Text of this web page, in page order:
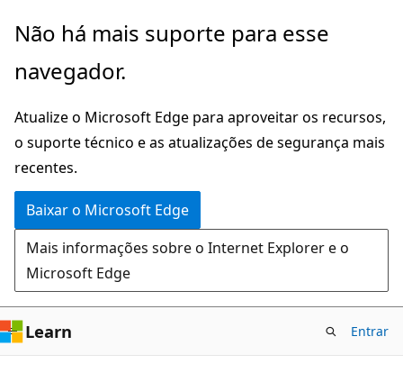
Pular
o
principal
Não há mais suporte para esse
navegador.
Atualize o Microsoft Edge para aproveitar os recursos,
o suporte técnico e as atualizações de segurança mais
recentes.
Baixar o Microsoft Edge
Mais informações sobre o Internet Explorer e o
Microsoft Edge
Learn Entrar